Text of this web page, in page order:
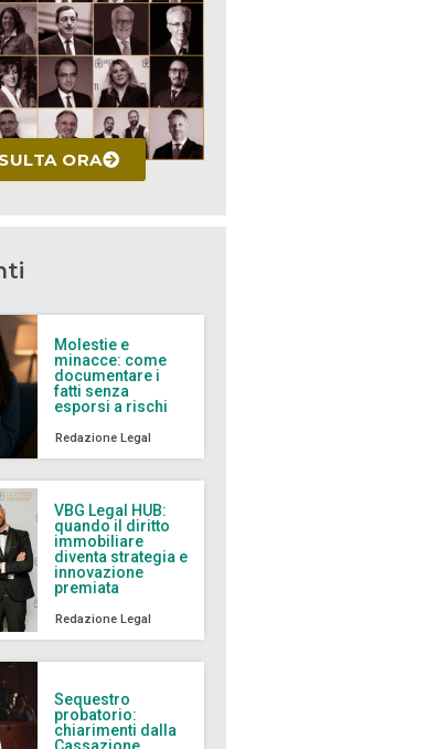
ORA
Molestie e
minacce: come
documentare i
fatti senza
esporsi a rischi
Redazione Legal
VBG Legal HUB:
quando il diritto
immobiliare
diventa strategia e
innovazione
premiata
Redazione Legal
Sequestro
probatorio:
chiarimenti dalla
Cassazione